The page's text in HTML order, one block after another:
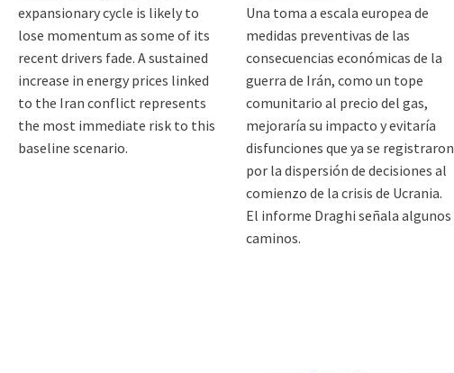
expansionary cycle is likely to
lose momentum as some of its
recent drivers fade. A sustained
increase in energy prices linked
to the Iran conflict represents
the most immediate risk to this
baseline scenario.
Una toma a escala europea de
medidas preventivas de las
consecuencias económicas de la
guerra de Irán, como un tope
comunitario al precio del gas,
mejoraría su impacto y evitaría
disfunciones que ya se registraron
por la dispersión de decisiones al
comienzo de la crisis de Ucrania.
El informe Draghi señala algunos
caminos.